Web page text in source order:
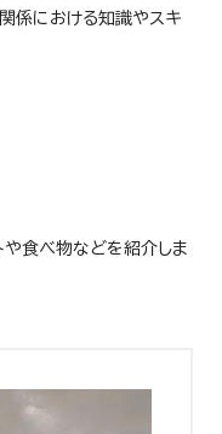
係における知識やスキ
食べ物などを紹介しま